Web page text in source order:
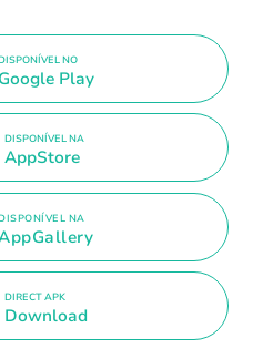
NO
Google Play
DISPONÍVEL NA
AppStore
NA
DIRECT APK
Download